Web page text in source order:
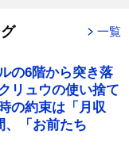
一覧
の6階から突き落
ュウの使い捨て
の約束は「月収
、「お前たち